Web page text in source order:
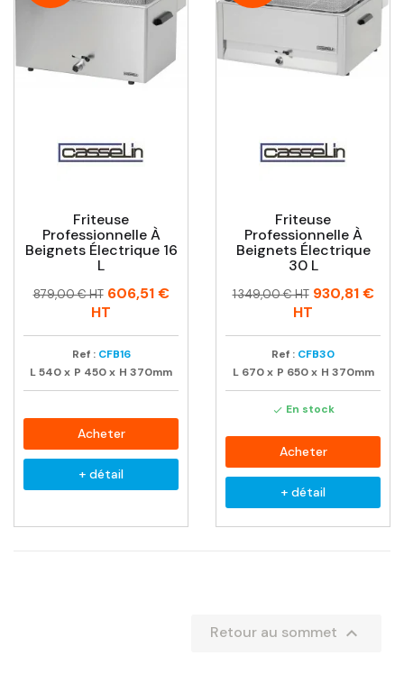
Friteuse
Professionnelle À
Beignets Électrique 16
L
Prix
Prix
879,00 € HT 606,51 €
HT
Ref : CFB16
L540x P 450x H 370mm
Acheter
+ détail
Friteuse
Professionnelle À
Beignets Électrique
30 L
Prix
Prix
1 349,00 € HT 930,81 €
HT
Ref : CFB30
L 670 x P 650 x H 370mm
 En stock
Acheter
+ détail
Retour au sommet 